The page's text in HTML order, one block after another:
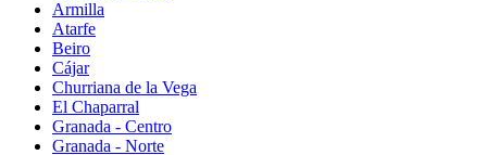
Armilla
Atarfe
Beiro
Cájar
Churriana de la Vega
El Chaparral
Granada - Centro
Granada - Norte